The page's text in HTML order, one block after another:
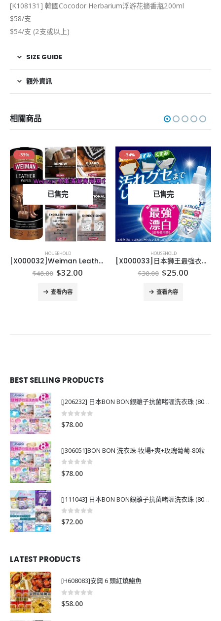
[K108131] 韓國Cocodor Herbarium浮游花擴香瓶200ml
$58/支
$54/支 (2支或以上)
SIZE GUIDE
額外資訊
相關商品
-33%
已售完
HOUSEHOLD
[X000032]Weiman Leather Wipes Weiman 皮革清潔專用濕巾 (1樽30片)
$48.00 Original
price
was:
$48.00.
$32.00
查看內容
-34%
已售完
HOUSEHOLD
[X000033]日本獅王最強衣類用漂白剤 本体 510ml
$38.00 Original
price
was:
$38.00.
$25.00
查看內容
BEST SELLING PRODUCTS
[J206232] 日本BON BON銀離子抗菌啫喱洗衣珠 (80粒)
0
$78.00
[J306051]BON BON 洗衣珠-牧場+爽+玫瑰葡萄-80粒
0
$78.00
[J111043] 日本BON BON銀離子抗菌啫喱洗衣珠 (80粒)
0out of 5
$72.00
LATEST PRODUCTS
[H608083]安興 6 頭紅燒鮑魚
0
$58.00